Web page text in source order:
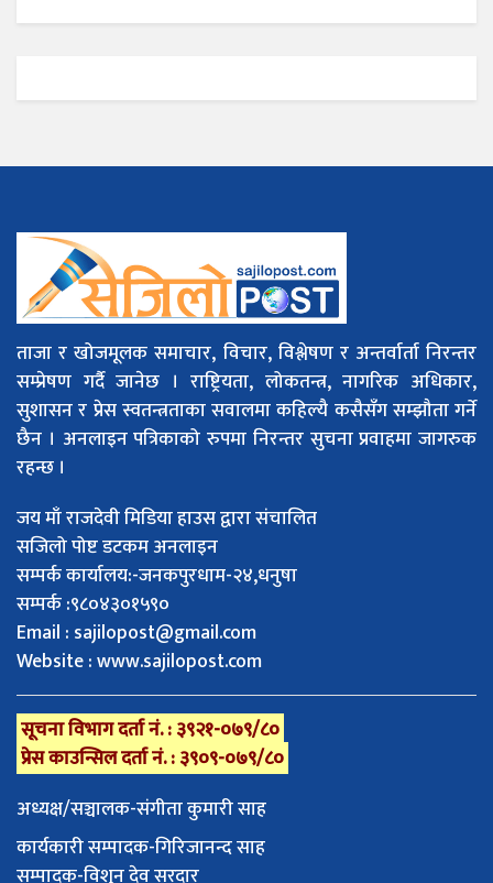
ताजा र खोजमूलक समाचार, विचार, विश्लेषण र अन्तर्वार्ता निरन्तर
सम्प्रेषण गर्दै जानेछ । राष्ट्रियता, लोकतन्त्र, नागरिक अधिकार,
सुशासन र प्रेस स्वतन्त्रताका सवालमा कहिल्यै कसैसँग सम्झौता गर्ने
छैन । अनलाइन पत्रिकाको रुपमा निरन्तर सुचना प्रवाहमा जागरुक
रहन्छ ।
जय माँ राजदेवी मिडिया हाउस द्वारा संचालित
सजिलो पोष्ट डटकम अनलाइन
सम्पर्क कार्यालय:-जनकपुरधाम-२४,धनुषा
सम्पर्क :९८०४३०१५९०
Email : sajilopost@gmail.com
Website : www.sajilopost.com
सूचना विभाग दर्ता नं. : ३९२१-०७९/८०
प्रेस काउन्सिल दर्ता नं. : ३९०९-०७९/८०
अध्यक्ष/सञ्चालक-संगीता कुमारी साह
कार्यकारी सम्पादक-गिरिजानन्द साह
सम्पादक-विशुन देव सरदार